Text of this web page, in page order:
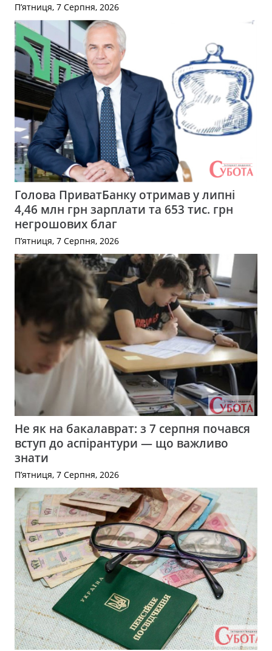
П’ятниця, 7 Серпня, 2026
Голова ПриватБанку отримав у липні
4,46 млн грн зарплати та 653 тис. грн
негрошових благ
П’ятниця, 7 Серпня, 2026
Не як на бакалаврат: з 7 серпня почався
вступ до аспірантури — що важливо
знати
П’ятниця, 7 Серпня, 2026